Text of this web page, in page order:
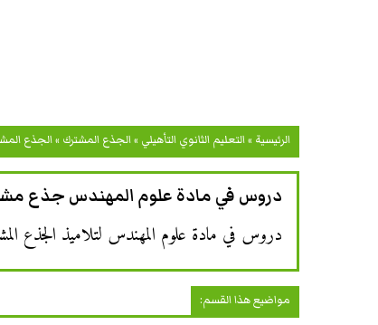
الرئيسية »التعليم الثانوي التأهيلي »الجذع المشترك »الجذع
دروس في مادة علوم المهندس جذع
دروس في مادة علوم المهندس لتلاميذ الجذع
مواضيع هذا القسم: